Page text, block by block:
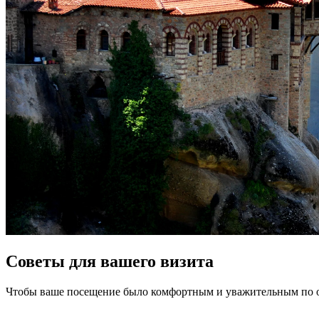
Советы для вашего визита
Чтобы ваше посещение было комфортным и уважительным по